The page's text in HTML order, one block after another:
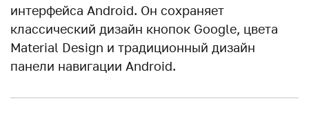
интерфейса Android. Он сохраняет
классический дизайн кнопок Google, цвета
Material Design и традиционный дизайн
панели навигации Android.